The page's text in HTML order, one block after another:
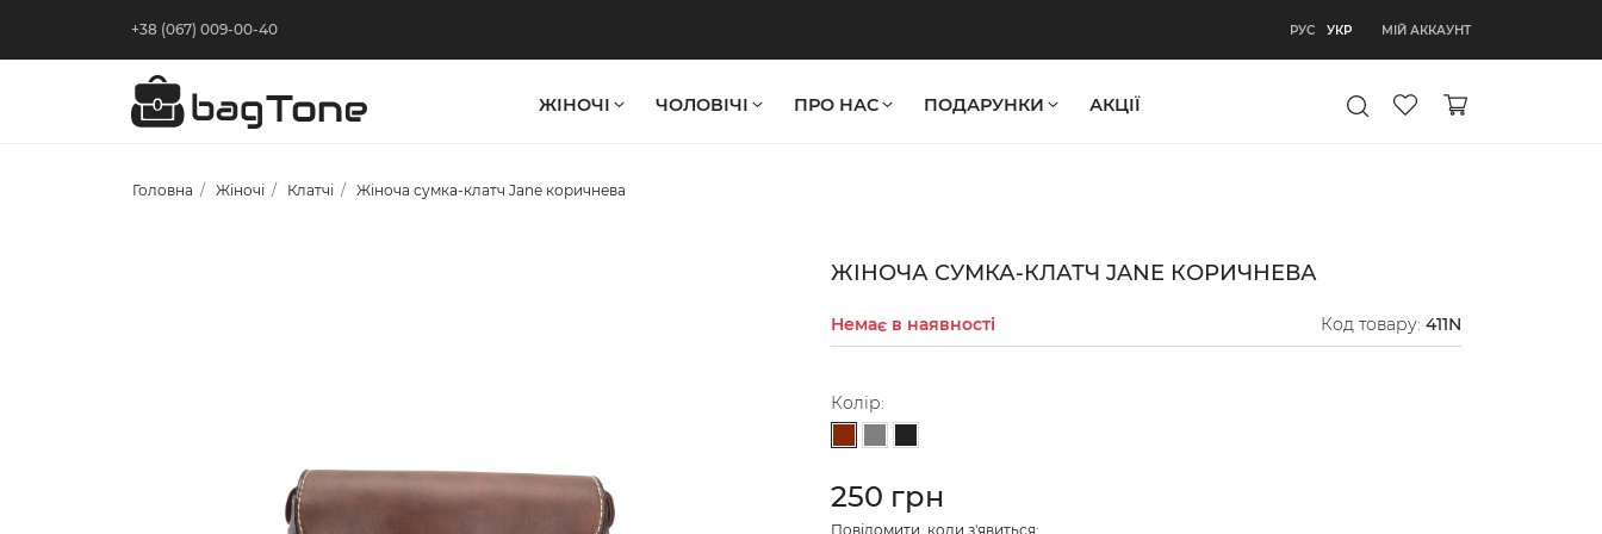
+38 (067) 009-00-40 РУС УКР МІЙ АККАУНТ
ЖІНОЧІ ЧОЛОВІЧІ АКЦІЇ
ПРО НАС ПОДАРУНКИ
Головна Жіночі Клатчі Жіноча сумка-клатч Jane коричнева
ЖІНОЧА СУМКА-КЛАТЧ JANE КОРИЧНЕВА
Немає в наявності Код товару: 411N
Колір:
250 грн
Повідомити, коли з'явиться: